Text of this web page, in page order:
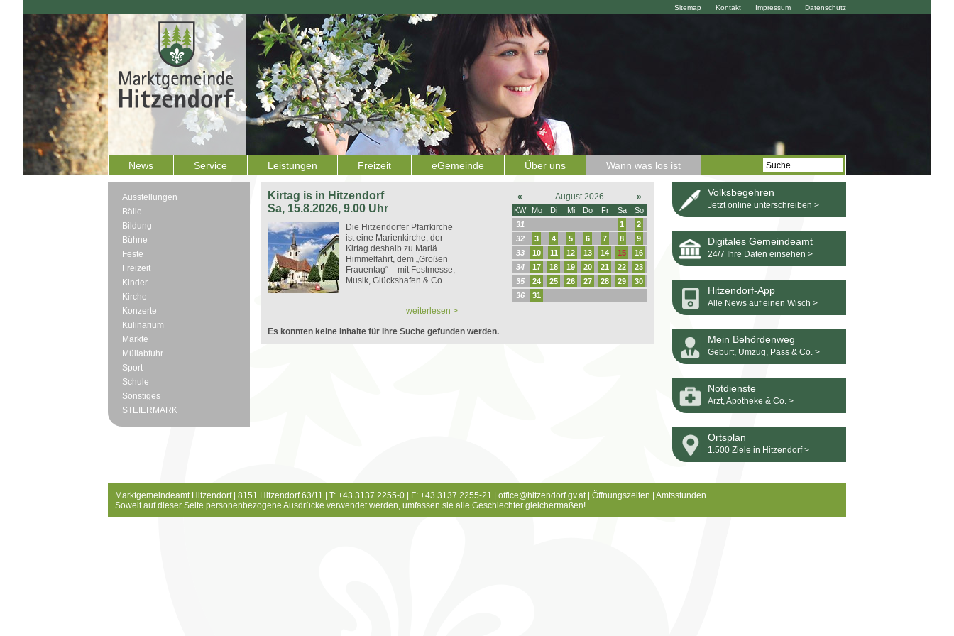
Datenschutz
Impressum
Kontakt
Sitemap
News Service Leistungen Freizeit eGemeinde Über uns Wann was los ist
Ausstellungen
Bälle
Bildung
Bühne
Feste
Freizeit
Kinder
Kirche
Konzerte
Kulinarium
Märkte
Müllabfuhr
Sport
Schule
Sonstiges
STEIERMARK
Kirtag is in Hitzendorf
Sa, 15.8.2026, 9.00 Uhr
Die Hitzendorfer Pfarrkirche
ist eine Marienkirche, der
Kirtag deshalb zu Mariä
Himmelfahrt, dem „Großen
Frauentag“ – mit Festmesse,
Musik, Glückshafen & Co.
weiterlesen >
« August 2026 »
KW Mo Di Mi Do Fr Sa
So
31
1
2
32
3 4 5 6 7 8
9
33
10 11 12 13 14 15
16
34
17 18 19 20 21 22
23
35
24 25 26 27 28 29
30
36
31
Es konnten keine Inhalte für Ihre Suche gefunden werden.
Volksbegehren
Jetzt online unterschreiben >
Digitales Gemeindeamt
24/7 Ihre Daten einsehen >
Hitzendorf-App
Alle News auf einen Wisch >
Mein Behördenweg
Geburt, Umzug, Pass & Co. >
Notdienste
Arzt, Apotheke & Co. >
Ortsplan
1.500 Ziele in Hitzendorf >
Marktgemeindeamt Hitzendorf | 8151 Hitzendorf 63/11 | T: +43 3137 2255-0 | F: +43 3137 2255-21 | office@hitzendorf.gv.at| Öffnungszeiten
Amtsstunden
Soweit auf dieser Seite personenbezogene Ausdrücke verwendet werden, umfassen sie alle Geschlechter gleichermaßen!